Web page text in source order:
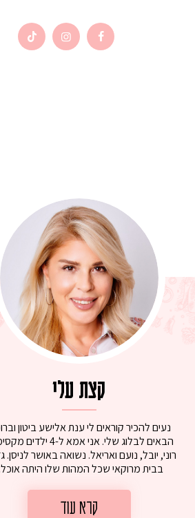
קצת עלי
נעים להכיר קוראים לי ענת אלישע ביטון
הבאים לבלוג שלי. אני אמא ל-4
רוני, יובל, נועם ואריאל. נשואה באושר לניסן.
בבית מרוקאי שכל המהות שלו היתה
קרא עוד